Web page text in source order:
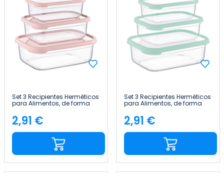
Set 3 Recipientes Herméticos
para Alimentos, de forma
Rectangular 7house
Precio
2,91 €
Set 3 Recipientes Herméticos
para Alimentos, de forma
Rectangular 7house
Precio
2,91 €